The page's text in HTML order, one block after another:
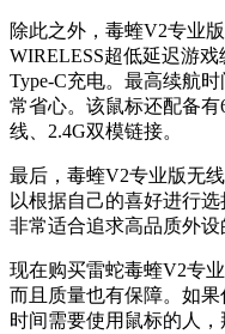
除此之外，毒蝰V2专业
WIRELESS超低延迟游
Type-C充电。最高续航
常省心。该鼠标还配备
线、2.4G双模链接。
最后，毒蝰V2专业版无
以根据自己的喜好进行
非常适合追求高品质外设
现在购买雷蛇毒蝰V2专
而且质量也有保障。如
时间需要使用鼠标的人